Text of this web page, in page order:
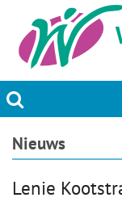
Actueel
Nieuws
Lenie